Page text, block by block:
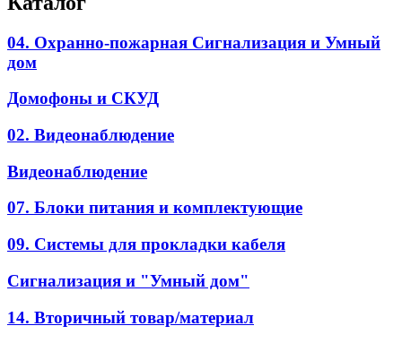
04. Охранно-пожарная Сигнализация и Умный
дом
Домофоны и СКУД
02. Видеонаблюдение
Видеонаблюдение
07. Блоки питания и комплектующие
09. Системы для прокладки кабеля
Сигнализация и "Умный дом"
14. Вторичный товар/материал